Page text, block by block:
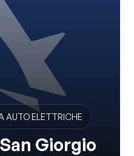
AUTO ELETTRICHE
Giorgio